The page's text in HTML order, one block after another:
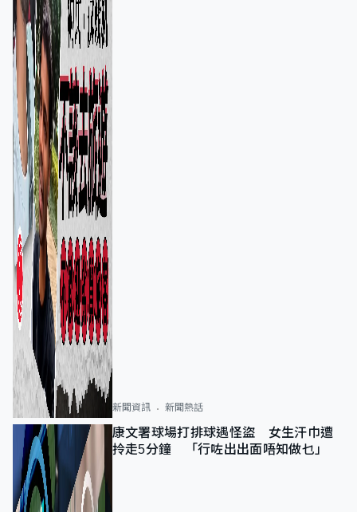
新聞資訊 新聞熱話
康文署球場打排球遇怪盜 女生汗巾遭
拎走5分鐘 「行咗出出面唔知做乜」